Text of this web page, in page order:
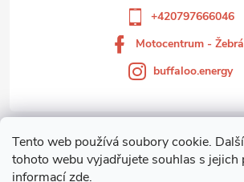
Tento web používá soubory cookie.
tohoto webu vyjadřujete souhlas s jejich
informacízde.
Zákaznický servis
+420797666046
Motocentrum -
buffaloo.energy